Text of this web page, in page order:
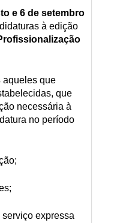
e 6 de setembro
à edição
aqueles que
que
necessária à
no período
expressa